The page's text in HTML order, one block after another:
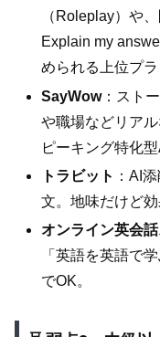
（Roleplay）や
Explain my
められる上位プラ
SayWow：スト
や職場などリア
ピーキング特化
トラビット ：AI
文。地味だけど効
オンライン英会
「英語を英語で
でOK。